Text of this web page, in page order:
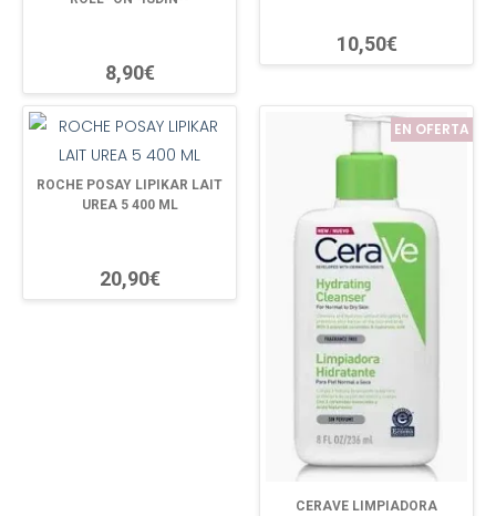
8,90€
10,50€
ROCHE POSAY LIPIKAR LAIT
UREA 5 400 ML
20,90€
EN OFERTA
CERAVE LIMPIADORA